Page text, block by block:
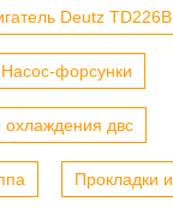
Deutz TD226B
Насос-форсунки
двс
Прокладки